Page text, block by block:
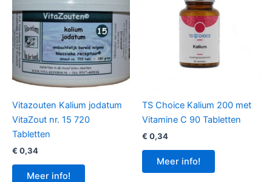
Vitazouten Kalium jodatum
VitaZout nr. 15 720
Tabletten
€ 0,34
Meer info!
TS Choice Kalium 200 met
Vitamine C 90 Tabletten
€ 0,34
Meer info!